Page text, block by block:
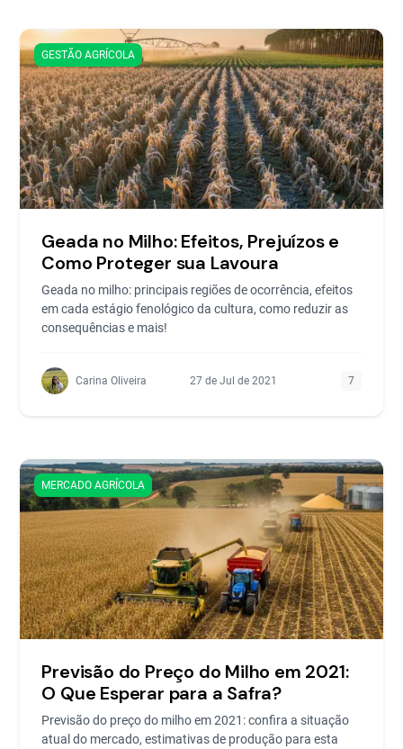
GESTÃO AGRÍCOLA
Geada no Milho: Efeitos, Prejuízos e
Como Proteger sua Lavoura
Geada no milho: principais regiões de ocorrência, efeitos
em cada estágio fenológico da cultura, como reduzir as
consequências e mais!
Carina Oliveira 27 de Jul de 2021 7
MERCADO AGRÍCOLA
Previsão do Preço do Milho em 2021:
O Que Esperar para a Safra?
Previsão do preço do milho em 2021: confira a situação
atual do mercado, estimativas de produção para esta